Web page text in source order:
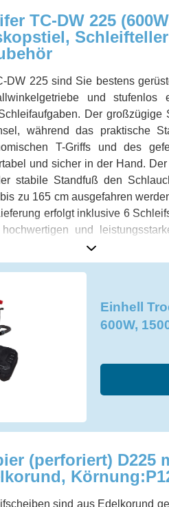
TC-DW 225
DW 225 sind Sie bestens
und stufenlos
Der großzügige
während das praktische
T-Griffs und des
und sicher in der Hand.
stabile Standfuß den
zu 165 cm ausgefahren
erfolgt inklusive 6
und
Einhell
600W,
(perforiert) D225
sind aus Edelkorund